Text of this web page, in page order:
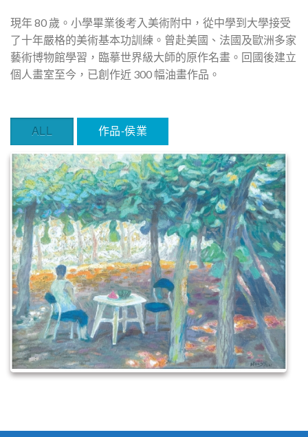
現年 80 歲。小學畢業後考入美術附中，從中學到大學接受
了十年嚴格的美術基本功訓練。曾赴美國、法國及歐洲多家
藝術博物館學習，臨摹世界級大師的原作名畫。回國後建立
個人畫室至今，已創作近 300 幅油畫作品。
ALL 作品-侯業